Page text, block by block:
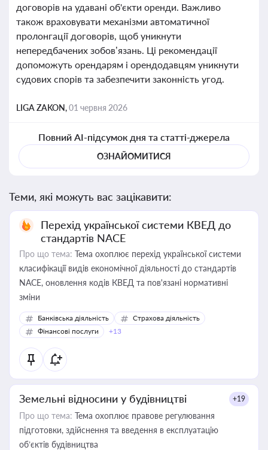
договорів на удавані об'єкти оренди. Важливо
також враховувати механізми автоматичної
пролонгації договорів, щоб уникнути
непередбачених зобов’язань. Ці рекомендації
допоможуть орендарям і орендодавцям уникнути
судових спорів та забезпечити законність угод.
LIGA ZAKON,01 червня 2026
Повний AI-підсумок дня та статті-джерела
ОЗНАЙОМИТИСЯ
Теми, які можуть вас зацікавити:
Перехід української системи КВЕД до
стандартів NACE
Про що тема: Тема охоплює перехід української системи
класифікації видів економічної діяльності до стандартів
NACE, оновлення кодів КВЕД та пов'язані нормативні
зміни
Банківська діяльність
Страхова діяльність
Фінансові послуги
+13
Земельні відносини у будівництві +19
Про що тема: Тема охоплює правове регулювання
підготовки, здійснення та введення в експлуатацію
об’єктів будівництва